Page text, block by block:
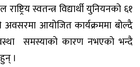
स्वतन्त्र विद्यार्थी युनियनको ६१
आयोजित कार्यक्रममा बोल्दै
समस्याको कारण नभएको भन्दै
।